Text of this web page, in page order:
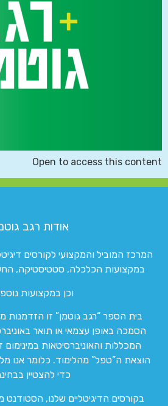
Open to access this content
אודות רגב
במקצועות הכלכלה, סטטיסטיקה,
וכן במקצועות
בית הספר “רגב גוטמן” זו הזדמנות
הסמכה באופן עצמאי או תואר
המכללות והאוניברסיטאות
הוצאת ה”טפל” מהלימוד. כלומר אנו
כדי להצטיין
בקורסים הדיגיטליים שלנו, הסטודנט